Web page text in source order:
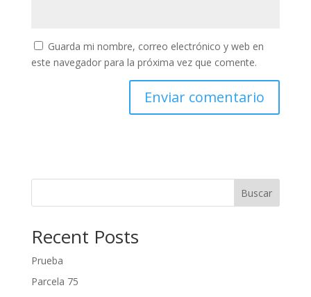
Guarda mi nombre, correo electrónico y web en
este navegador para la próxima vez que comente.
Buscar
Recent Posts
Prueba
Parcela 75